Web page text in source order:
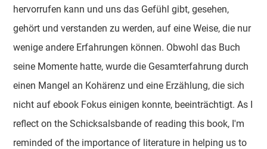
hervorrufen kann und uns das Gefühl gibt, gesehen,
gehört und verstanden zu werden, auf eine Weise, die nur
wenige andere Erfahrungen können. Obwohl das Buch
seine Momente hatte, wurde die Gesamterfahrung durch
einen Mangel an Kohärenz und eine Erzählung, die sich
nicht auf ebook Fokus einigen konnte, beeinträchtigt. As I
reflect on the Schicksalsbande of reading this book, I'm
reminded of the importance of literature in helping us to